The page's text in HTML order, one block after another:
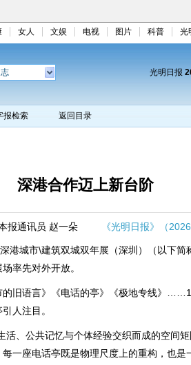
女人 文娱 电视 图片 科普 光
光明日报
报检索 返回目录
深港合作迈上新台阶
报通讯员 赵一朵 《光明日报》（
城市\建筑双城双年展（深圳）（以下简
率先对外开放。
旧语言》《电话的亭》《极地专线》
人注目。
、公共记忆与个体经验交织而成的空间矩
一座电话亭既是物理尺度上的重构，也是